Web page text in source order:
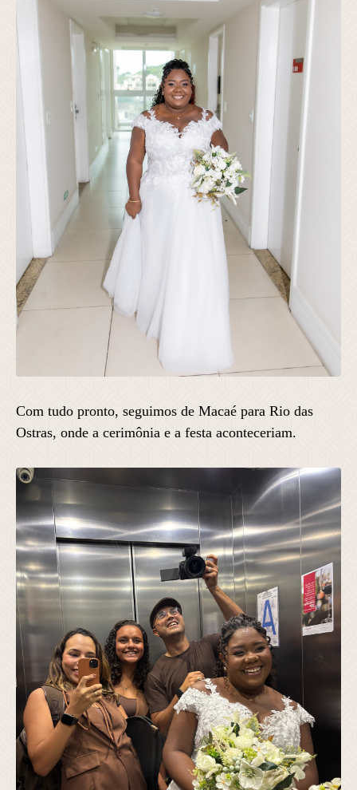
Com tudo pronto, seguimos de Macaé para Rio das
Ostras, onde a cerimônia e a festa aconteceriam.